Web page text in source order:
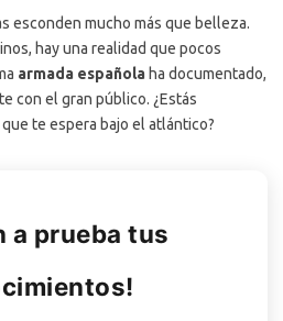
esconden mucho más que belleza.
hay una realidad que pocos
armada española ha documentado,
con el gran público. ¿Estás
te espera bajo el atlántico?
a prueba tus